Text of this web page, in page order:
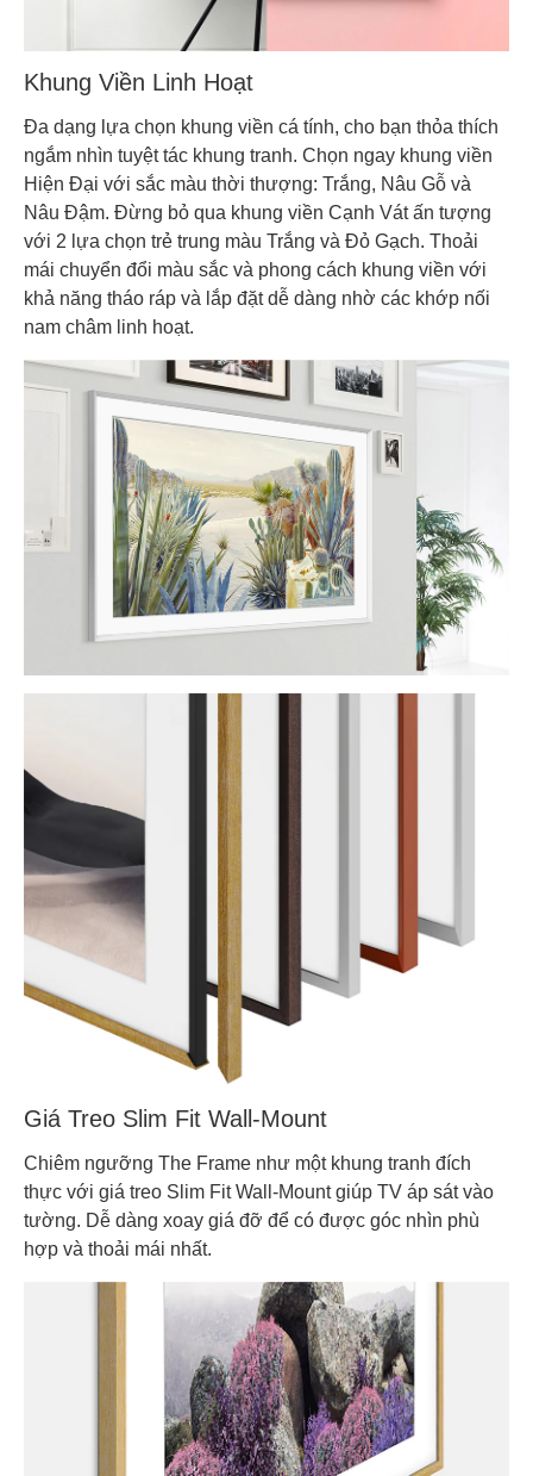
Khung Viền Linh Hoạt
Đa dạng lựa chọn khung viền cá tính, cho bạn thỏa thích
ngắm nhìn tuyệt tác khung tranh. Chọn ngay khung viền
Hiện Đại với sắc màu thời thượng: Trắng, Nâu Gỗ và
Nâu Đậm. Đừng bỏ qua khung viền Cạnh Vát ấn tượng
với 2 lựa chọn trẻ trung màu Trắng và Đỏ Gạch. Thoải
mái chuyển đổi màu sắc và phong cách khung viền với
khả năng tháo ráp và lắp đặt dễ dàng nhờ các khớp nối
nam châm linh hoạt.
Giá Treo Slim Fit Wall-Mount
Chiêm ngưỡng The Frame như một khung tranh đích
thực với giá treo Slim Fit Wall-Mount giúp TV áp sát vào
tường. Dễ dàng xoay giá đỡ để có được góc nhìn phù
hợp và thoải mái nhất.